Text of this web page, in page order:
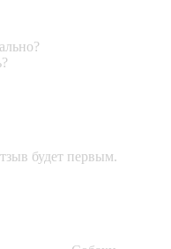
будет первым.